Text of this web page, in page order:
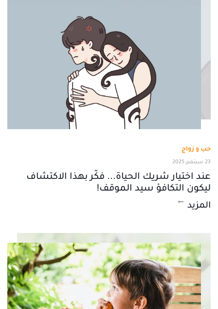
حب و زواج
23 سبتمبر 2025
عند اختيار شريك الحياة... فكّر بهذا الاكتشاف
ليكون التكافؤ سيد الموقف!
المزيد